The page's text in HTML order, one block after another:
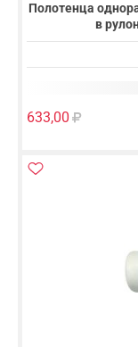
Полотенца
в
633,00